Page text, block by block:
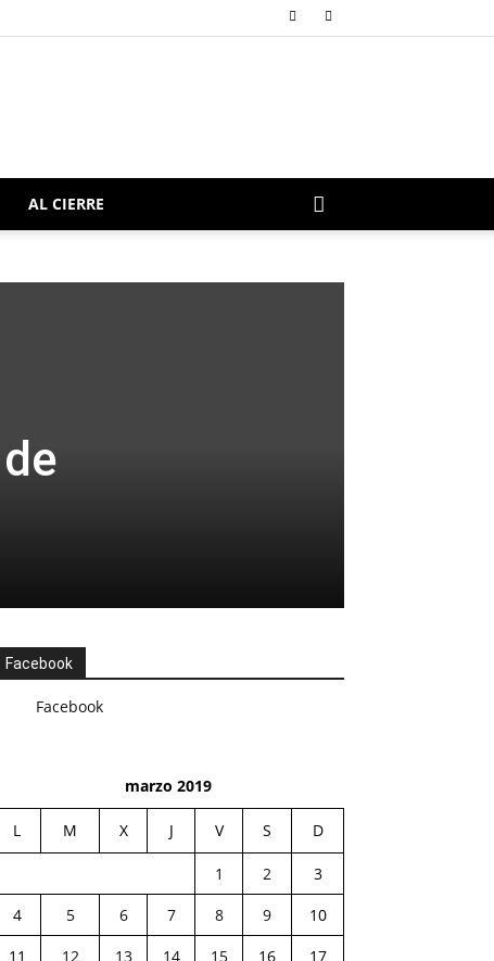
AL CIERRE
Facebook
Facebook
marzo 2019
L M X J V S D
1 2
3
4
5 6 7 8 9
10
11
12 13 14 15 16
17